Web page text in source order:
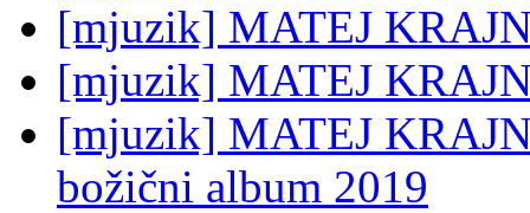
[mjuzik] MATEJ
[mjuzik] MATEJ
[mjuzik] MATEJ
božični album 2019